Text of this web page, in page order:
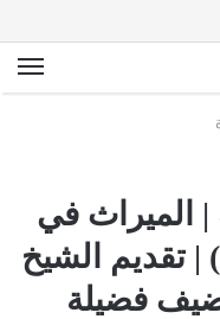
| الميراث في
الشريعة الإسلامية (25) | تقديم الشيخ
فضيلة